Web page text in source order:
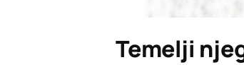
Temelji